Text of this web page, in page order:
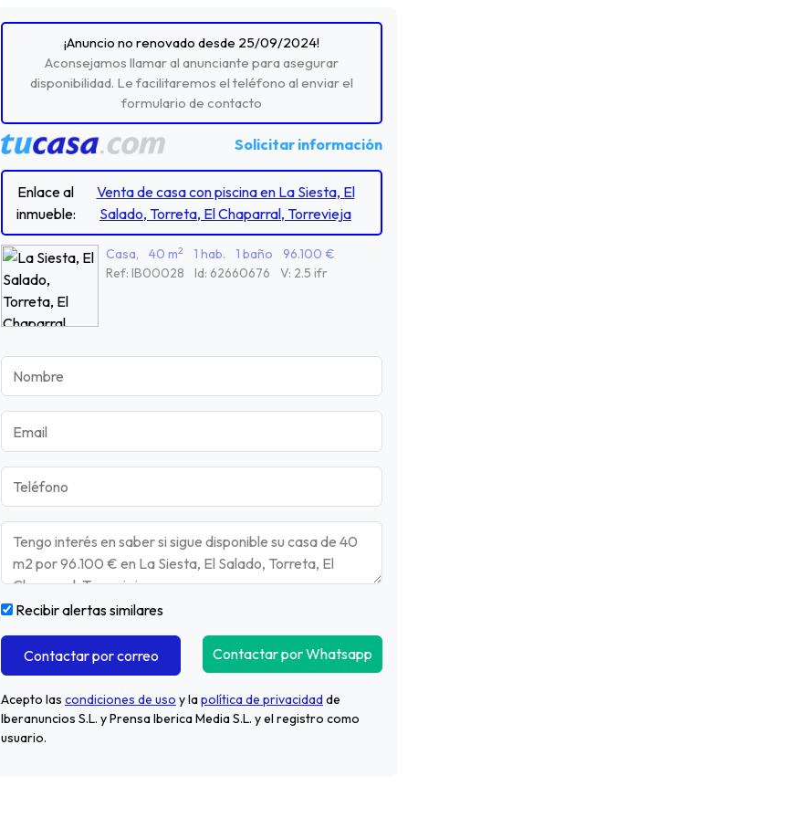
¡Anuncio no renovado desde 25/09/2024!
Aconsejamos llamar al anunciante para asegurar
disponibilidad. Le facilitaremos el teléfono al enviar el
formulario de contacto
Solicitar información
Enlace al
inmueble:
Venta de casa con piscina en La Siesta, El
Salado, Torreta, El Chaparral, Torrevieja
Casa, 40 m2 1 hab. 1 baño
96.100 €
Ref: IB00028
Id: 62660676 V: 2.5 ifr
Recibir alertas similares
Contactar por correo Contactar por Whatsapp
Acepto las condiciones de uso y lapolítica de privacidadde
Iberanuncios S.L. y Prensa Iberica Media S.L. y el registro como
usuario.